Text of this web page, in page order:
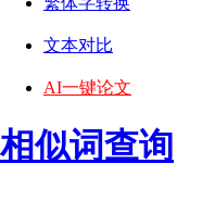
文本对比
AI一键论文
相似词查询